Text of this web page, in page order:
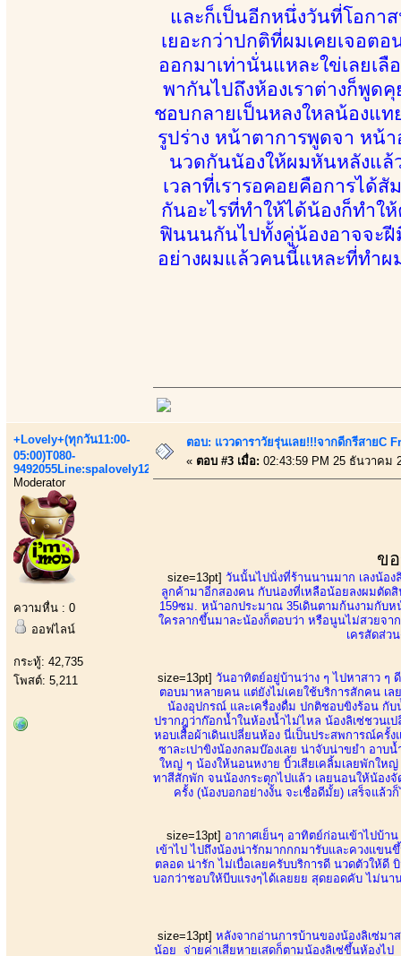
และก็เป็นอีกหนึ่งวันที่โอกา
เยอะกว่าปกติที่ผมเคยเจอต
ออกมาเท่านั่นแหละใข่เลยเ
พากันไปถึงห้องเราต่างก็พูด
ชอบกลายเป็นหลงใหลน้องแท
รูปร่าง หน้าตาการพูดจา หน้
นวดกันนัองให้ผมหันหลังแล้
เวลาที่เรารอคอยคือการได้สั
กันอะไรที่ทำให้ได้น้องก็ทำใ
ฟินนนกันไปทั้งคู่น้องอาจจะฝี
อย่างผมแล้วคนนี้แหละที่ทำผ
+Lovely+(ทุกวัน11:00-
05:00)T080-
9492055Line:spalovely123
Moderator
ความหื่น : 0
ออฟไลน์
กระทู้: 42,735
โพสต์: 5,211
ตอบ: แววดาราวัยรุ่นเลย!!!จากดีกรีสายC
« ตอบ #3 เมื่อ: 02:43:59 PM 25 ธันวาคม
ข
size=13pt] วันนั้นไปนั่งที่ร้านนานมาก เลงน้อง
ลูกค้ามาอีกสองคน กับน่องที่เหลือน้อยลงผมตัด
159ซม. หน้าอกประมาณ 35เดินตามก้นงามกับ
ใครลากขึ้นมาละน้องก็ตอบว่า หรือนูนไม่สวยจ
เครสัดส่ว
size=13pt] วันอาทิตย์อยู่บ้านว่าง ๆ ไปหาสาว ๆ
ตอบมาหลายคน แต่ยังไม่เคยใช้บริการสักคน เ
น้องอุปกรณ์ และเครื่องดื่ม ปกติชอบขิงร้อน กับ
ปรากฎว่าก๊อกน้ำในห้องน้ำไม่ไหล น้องลิเซ่ชวนเ
หอบเสื้อผ้าเดินเปลี่ยนห้อง นี่เป็นประสพการณ์ครั้
ซาละเปาขิงน้องกลมบ๊องเลย น่าจับน่าขยำ อาบ
ใหญ่ ๆ น้องให้นอนหงาย บิ้วเสียเคลิ้มเลยพักใ
ทาสีสักพัก จนน้องกระตุกไปแล้ว เลยนอนให้น้อง
ครั้ง (น้องบอกอย่างงั้น จะเชื่อดีมั้ย) เสร็จแล้
size=13pt] อากาศเย็นๆ อาทิตย์ก่อนเข้าไปบ้า
เข้าไป ไปถึงน้องน่ารักมากกกมารับและควงแข
ตลอด น่ารัก ไม่เบื่อเลยครับบริการดี นวดตัวให้ดี
บอกว่าชอบให้บีบแรงๆได้เลยยย สุดยอดคับ ไม่น
size=13pt] หลังจากอ่านการบ้านของน้องลิเซ่ม
น้อย จ่ายค่าเสียหายเสดก็ตามน้องลิเซ่ขึ้นห้องไป